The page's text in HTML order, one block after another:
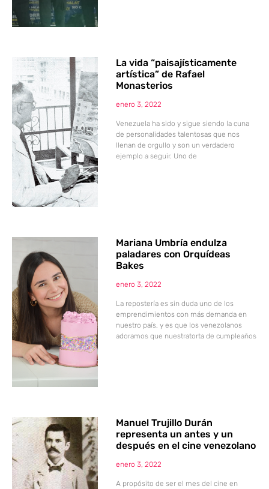
La vida “paisajísticamente
artística” de Rafael
Monasterios
enero 3, 2022
Venezuela ha sido y sigue siendo la cuna
de personalidades talentosas que nos
llenan de orgullo y son un verdadero
ejemplo a seguir. Uno de
Mariana Umbría endulza
paladares con Orquídeas
Bakes
enero 3, 2022
La repostería es sin duda uno de los
emprendimientos con más demanda en
nuestro país, y es que los venezolanos
adoramos que nuestratorta de cumpleaños
Manuel Trujillo Durán
representa un antes y un
después en el cine venezolano
enero 3, 2022
A propósito de ser el mes del cine en